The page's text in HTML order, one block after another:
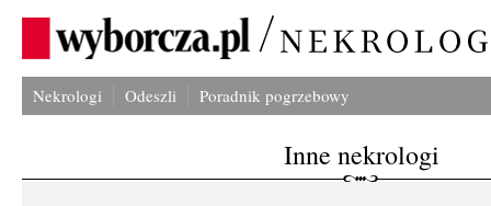
Nekrologi Odeszli Poradnik pogrzebowy
Inne nekrologi